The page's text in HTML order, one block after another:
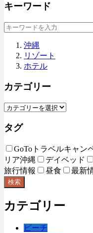
キーワード
沖縄
リゾート
ホテル
カテゴリー
タグ
GoToトラベルキャン
リア沖縄
デイベッド
旅行情報
昼食 最新
検索
カテゴリー
ビーチ